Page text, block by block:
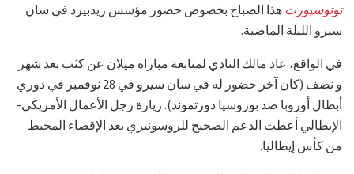
توتوسبورت هذا الصباح بخصوص حضور مؤسس ريدبيرد في سان
سيرو الليلة الماضية.
في الواقع، عاد مالك النادي لمتابعة مباراة ميلان عن كثب بعد شهر
و نصف (كان آخر حضور له في سان سيرو في 28 نوفمبر في دوري
أبطال أوروبا ضد بوروسيا دورتموند). زيارة رجل الأعمال الأمريكي-
الإيطالي أعطت الدعم الصحيح للروسونيري بعد الإقصاء المحبط
من كأس إيطاليا.